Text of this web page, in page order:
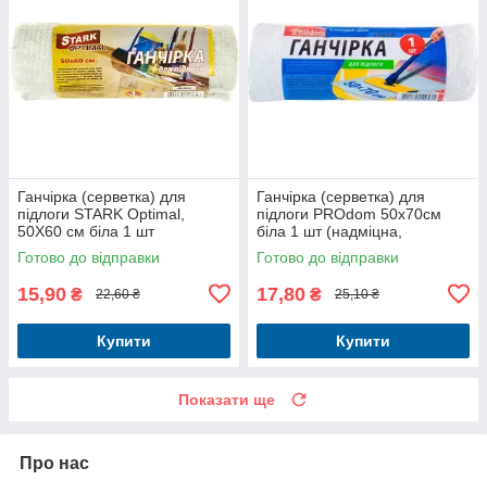
Ганчірка (серветка) для
підлоги STARK Optimal,
50X60 см біла 1 шт
(надміцна, зносостійка)
Готово до відправки
15,90 ₴ 22,60 ₴
Купити
Ганчірка (серветка) для
підлоги PROdom 50х70см
біла 1 шт (надміцна,
зносостійка)
Готово до відправки
17,80 ₴ 25,10 ₴
Купити
Показати ще
Про нас